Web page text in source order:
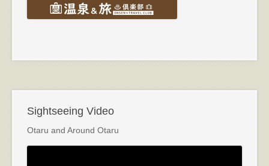
Sightseeing Video
Otaru and Around Otaru